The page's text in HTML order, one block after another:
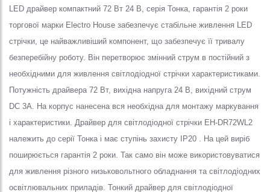
LED драйвер компактний 72 Вт 24 В, серія Тонка, гарантія 2 роки
торгової марки Electro House забезпечує стабільне живлення LED
стрічки, це найважливіший компонент, що забезпечує її тривалу
безперебійну роботу. Він перетворює змінний струм в постійний з
необхідними для живлення світлодіодної стрічки характеристиками.
Потужність драйвера 72 Вт, вихідна напруга 24 В, вихідний струм
DC 3A. На корпус нанесена вся необхідна для монтажу маркування
і характеристики. Драйвер для світлодіодної стрічки EH-DR72WL2
належить до серії Тонка і має ступінь захисту IP20 . На цей виріб
поширюється гарантія 2 роки. Так само він може використовуватися
для живлення різного низьковольтного обладнання та світлодіодних
освітлювальних приладів. Тонкий драйвер для світлодіодної